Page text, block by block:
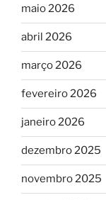
maio 2026
abril 2026
março 2026
fevereiro 2026
janeiro 2026
dezembro 2025
novembro 2025